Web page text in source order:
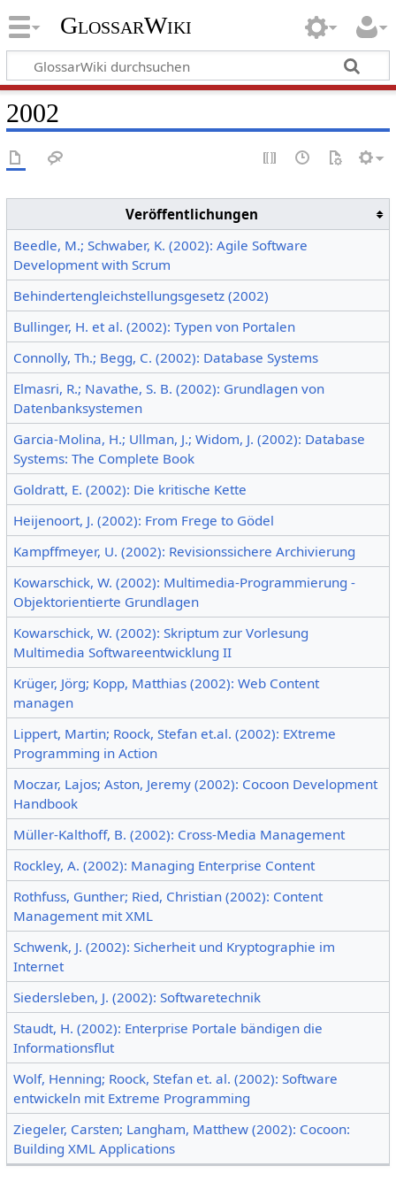
GlossarWiki
2002
Veröffentlichungen
Beedle, M.; Schwaber, K. (2002): Agile Software
Development with Scrum
Behindertengleichstellungsgesetz (2002)
Bullinger, H. et al. (2002): Typen von Portalen
Connolly, Th.; Begg, C. (2002): Database Systems
Elmasri, R.; Navathe, S. B. (2002): Grundlagen von
Datenbanksystemen
Garcia-Molina, H.; Ullman, J.; Widom, J. (2002): Database
Systems: The Complete Book
Goldratt, E. (2002): Die kritische Kette
Heijenoort, J. (2002): From Frege to Gödel
Kampffmeyer, U. (2002): Revisionssichere Archivierung
Kowarschick, W. (2002): Multimedia-Programmierung -
Objektorientierte Grundlagen
Kowarschick, W. (2002): Skriptum zur Vorlesung
Multimedia Softwareentwicklung II
Krüger, Jörg; Kopp, Matthias (2002): Web Content
managen
Lippert, Martin; Roock, Stefan et.al. (2002): EXtreme
Programming in Action
Moczar, Lajos; Aston, Jeremy (2002): Cocoon Development
Handbook
Müller-Kalthoff, B. (2002): Cross-Media Management
Rockley, A. (2002): Managing Enterprise Content
Rothfuss, Gunther; Ried, Christian (2002): Content
Management mit XML
Schwenk, J. (2002): Sicherheit und Kryptographie im
Internet
Siedersleben, J. (2002): Softwaretechnik
Staudt, H. (2002): Enterprise Portale bändigen die
Informationsflut
Wolf, Henning; Roock, Stefan et. al. (2002): Software
entwickeln mit Extreme Programming
Ziegeler, Carsten; Langham, Matthew (2002): Cocoon:
Building XML Applications